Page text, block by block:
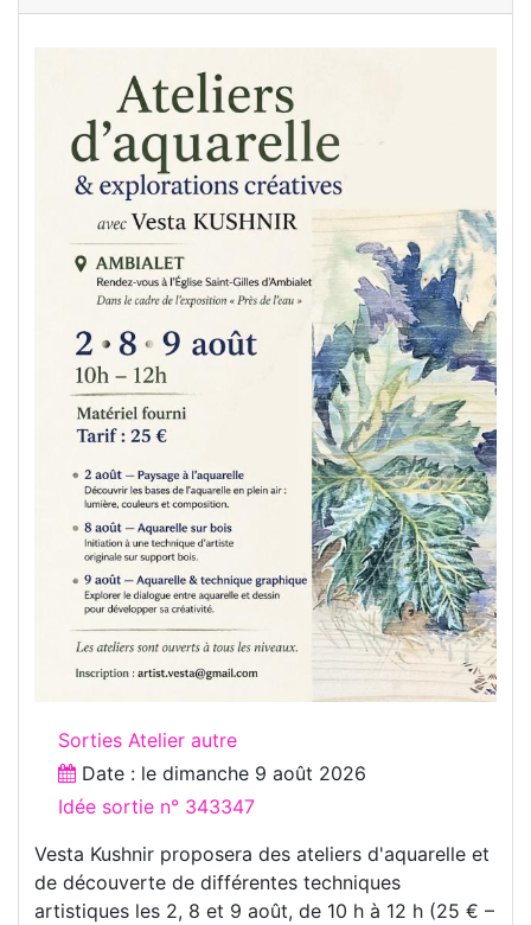
Sorties Atelier autre
Date : le dimanche 9 août 2026
Idée sortie n° 343347
Vesta Kushnir proposera des ateliers d'aquarelle et
de découverte de différentes techniques
artistiques les 2, 8 et 9 août, de 10 h à 12 h (25 € –